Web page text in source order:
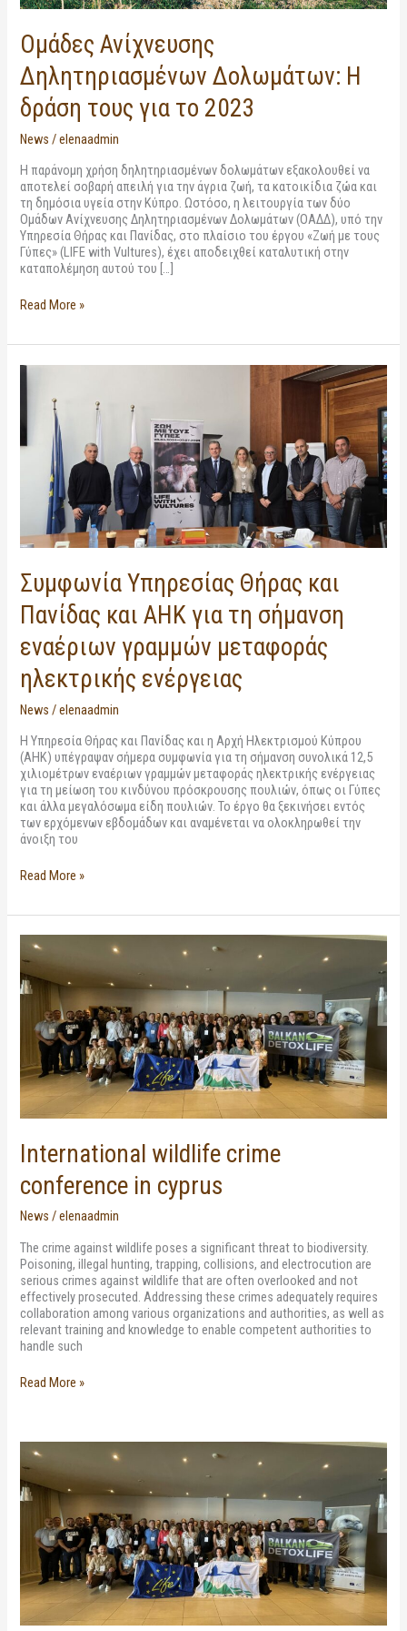
Ομάδες Ανίχνευσης
Δηλητηριασμένων Δολωμάτων: Η
δράση τους για το 2023
News /elenaadmin
Η παράνομη χρήση δηλητηριασμένων δολωμάτων εξακολουθεί να
αποτελεί σοβαρή απειλή για την άγρια ζωή, τα κατοικίδια ζώα και
τη δημόσια υγεία στην Κύπρο. Ωστόσο, η λειτουργία των δύο
Ομάδων Ανίχνευσης Δηλητηριασμένων Δολωμάτων (ΟΑΔΔ), υπό την
Υπηρεσία Θήρας και Πανίδας, στο πλαίσιο του έργου «Ζωή με τους
Γύπες» (LIFE with Vultures), έχει αποδειχθεί καταλυτική στην
καταπολέμηση αυτού του […]
Read More »
Συμφωνία Υπηρεσίας Θήρας και
Πανίδας και ΑΗΚ για τη σήμανση
εναέριων γραμμών μεταφοράς
ηλεκτρικής ενέργειας
News /elenaadmin
Η Υπηρεσία Θήρας και Πανίδας και η Αρχή Ηλεκτρισμού Κύπρου
(ΑΗΚ) υπέγραψαν σήμερα συμφωνία για τη σήμανση συνολικά 12,5
χιλιομέτρων εναέριων γραμμών μεταφοράς ηλεκτρικής ενέργειας
για τη μείωση του κινδύνου πρόσκρουσης πουλιών, όπως οι Γύπες
και άλλα μεγαλόσωμα είδη πουλιών. Το έργο θα ξεκινήσει εντός
των ερχόμενων εβδομάδων και αναμένεται να ολοκληρωθεί την
άνοιξη του
Συμφωνία
Θήρας
Πανίδας
και
σήμανση
εναέριων
γραμμών
ηλεκτρικής
ενέργειας
Read More »
International wildlife crime
conference in cyprus
News /elenaadmin
The crime against wildlife poses a significant threat to biodiversity.
Poisoning, illegal hunting, trapping, collisions, and electrocution are
serious crimes against wildlife that are often overlooked and not
effectively prosecuted. Addressing these crimes adequately requires
collaboration among various organizations and authorities, as well as
relevant training and knowledge to enable competent authorities to
handle such
International
wildlife
crime
conference
cyprus
Read More »
Διεθνές
Συνέδριο
για
το
Έγκλημα
κατά
της
Άγριας
Ζωής
στην
Κύπρο